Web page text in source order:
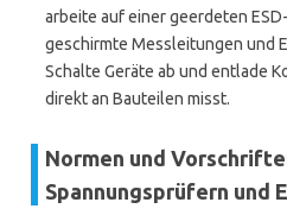
arbeite auf einer geerdeten
geschirmte Messleitungen und
Schalte Geräte ab und entlade
direkt an Bauteilen misst.
Normen und
Spannungsprüfern und